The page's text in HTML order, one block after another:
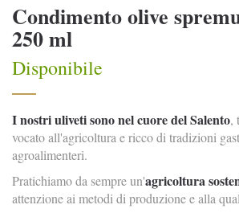
Condimento olive
250 ml
Disponibile
I nostri uliveti sono nel cuore del Salento,
vocato all'agricoltura e ricco di tradizioni
agroalimenteri.
Pratichiamo da sempre un'agricoltura
attenzione ai metodi di produzione e alla